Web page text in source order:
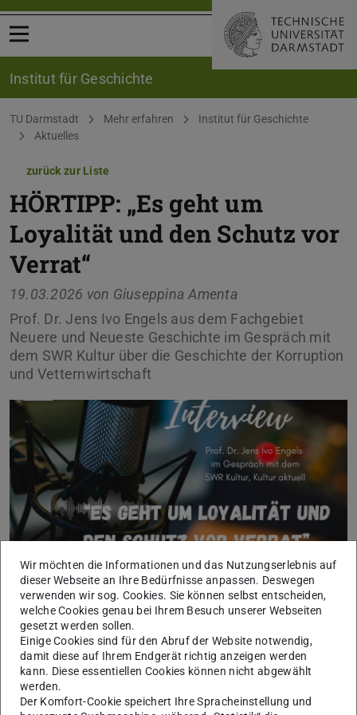
Menü öffnen
Institut für Geschichte
Sie befinden sich hier:
TU Darmstadt Mehr erfahren
Institut für Geschichte
Aktuelles
zurück zur Liste
HÖRTIPP: „Es geht um
Loyalität und den Schutz vor
Verrat“
19.03.2026 von Giuseppina Amenta
Prof. Dr. Jens Ivo Engels aus dem Fachgebiet
Neuere und Neueste Geschichte im Gespräch mit
dem SWR Kultur über die Geschichte der Korruption
und Vetternwirtschaft
In den vergangenen Tagen war besonders die AfD dem
Vorwurf der Vetternwirtschaft ausgesetzt. In mehreren
Fällen wurden Familienangehörige in AfD-
Abgeordnetenbüros beschäftigt. In einem aktuellen
Interview erläutert Prof. Dr. Jens Ivo Engels aus dem
Wir möchten die Informationen und das Nutzungserlebnis auf
dieser Webseite an Ihre Bedürfnisse anpassen. Deswegen
verwenden wir sog. Cookies. Sie können selbst entscheiden,
welche Cookies genau bei Ihrem Besuch unserer Webseiten
gesetzt werden sollen.
Einige Cookies sind für den Abruf der Website notwendig,
damit diese auf Ihrem Endgerät richtig anzeigen werden
kann. Diese essentiellen Cookies können nicht abgewählt
werden.
Der Komfort-Cookie speichert Ihre Spracheinstellung und